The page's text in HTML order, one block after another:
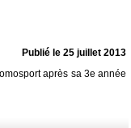
Publié le 25 juillet 2013
après sa 3e année